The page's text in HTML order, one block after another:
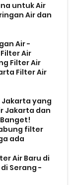
untuk Air
Air dan
Air -
Air
Filter Air
Filter Air
Jakarta yang
Jakarta dan
filter
ada
Air Baru di
Serang -